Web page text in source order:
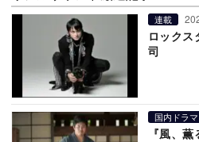
連載
ロック
司
国内ドラマ
『風、